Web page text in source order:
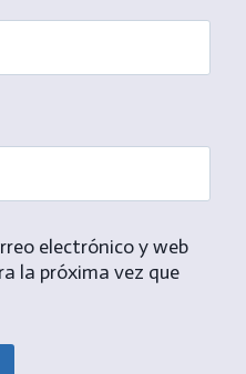
electrónico y web
la próxima vez que